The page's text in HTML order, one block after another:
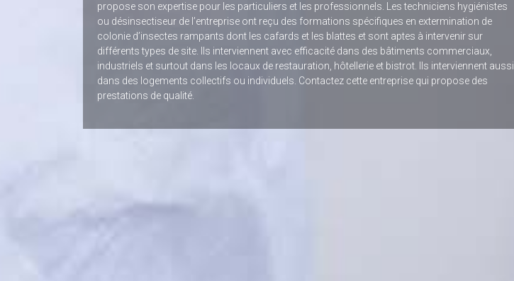
propose son expertise pour les particuliers et les professionnels. Les techniciens hygiénistes
ou désinsectiseur de l’entreprise ont reçu des formations spécifiques en extermination de
colonie d’insectes rampants dont les cafards et les blattes et sont aptes à intervenir sur
différents types de site. Ils interviennent avec efficacité dans des bâtiments commerciaux,
industriels et surtout dans les locaux de restauration, hôtellerie et bistrot. Ils interviennent aussi
dans des logements collectifs ou individuels. Contactez cette entreprise qui propose des
prestations de qualité.